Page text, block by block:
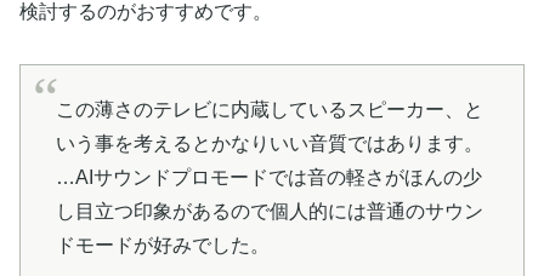
検討するのがおすすめです。
この薄さのテレビに内蔵しているスピーカー、と
いう事を考えるとかなりいい音質ではあります。
…AIサウンドプロモードでは音の軽さがほんの少
し目立つ印象があるので個人的には普通のサウン
ドモードが好みでした。